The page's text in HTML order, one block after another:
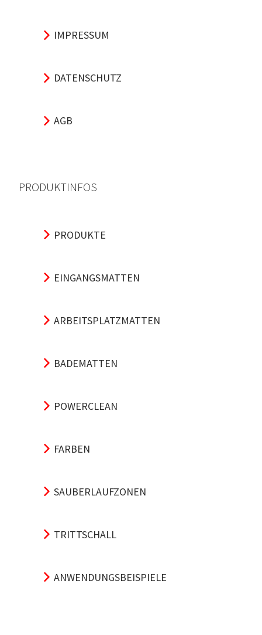
IMPRESSUM
DATENSCHUTZ
AGB
PRODUKTINFOS
PRODUKTE
EINGANGSMATTEN
ARBEITSPLATZMATTEN
BADEMATTEN
POWERCLEAN
FARBEN
SAUBERLAUFZONEN
TRITTSCHALL
ANWENDUNGSBEISPIELE